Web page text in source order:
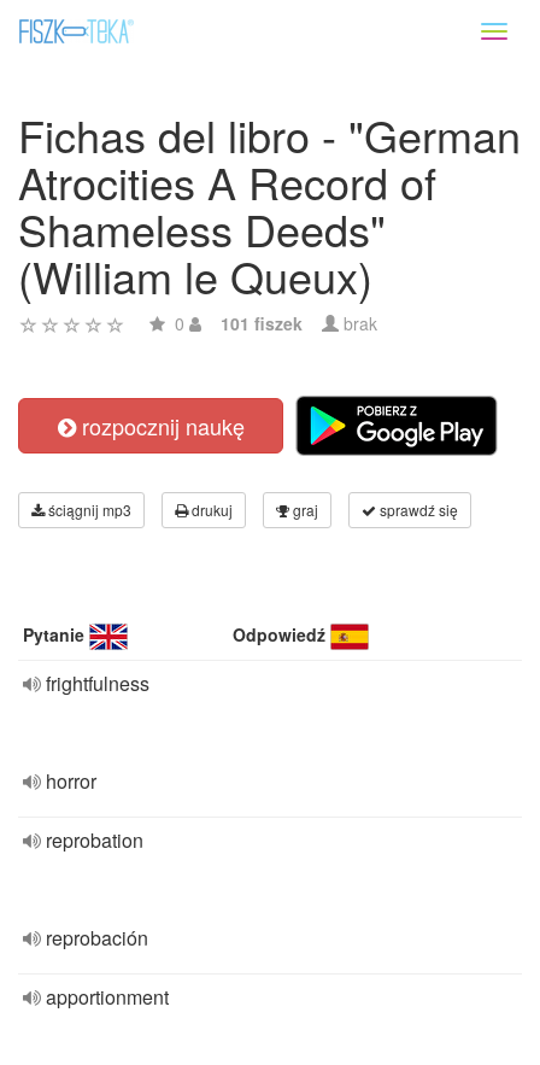
Fichas del libro - "German
Atrocities A Record of
Shameless Deeds"
(William le Queux)
0 101 fiszek brak
rozpocznij naukę
ściągnij mp3 drukuj graj sprawdź się
Pytanie Odpowiedź
frightfulness
horror
reprobation
reprobación
apportionment